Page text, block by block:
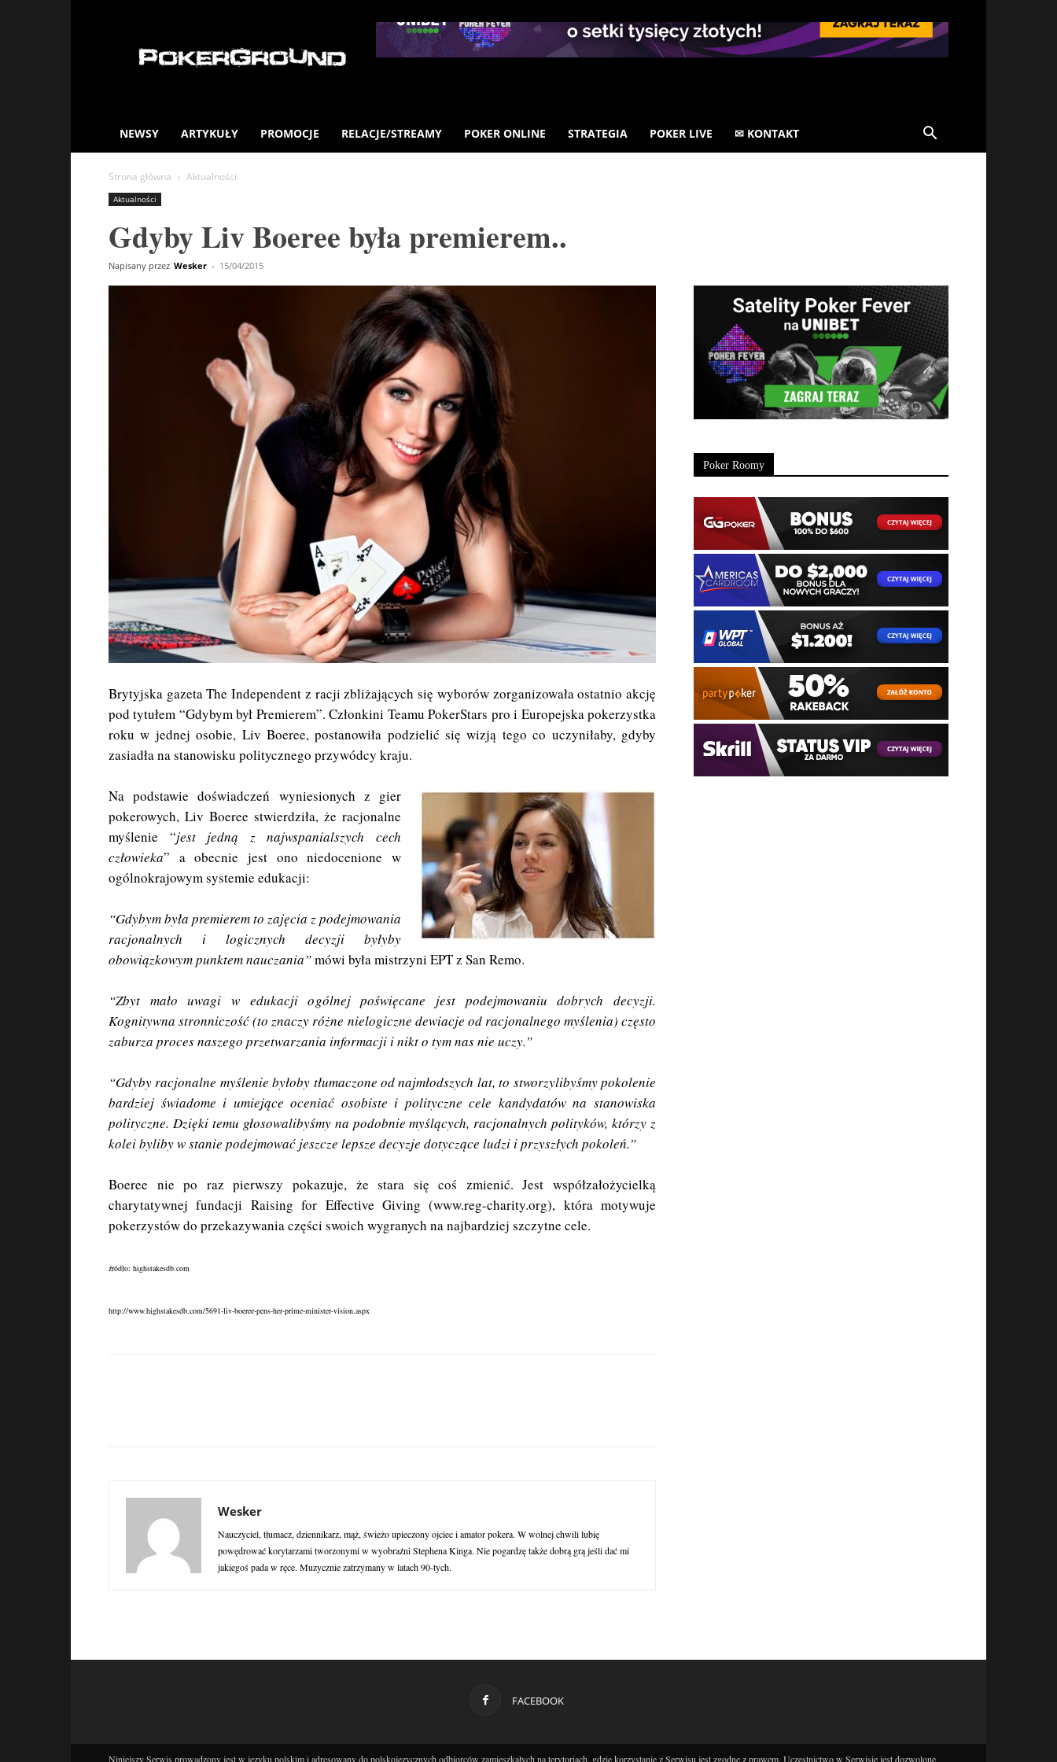
NEWSY ARTYKUŁY PROMOCJE RELACJE/STREAMY POKER ONLINE STRATEGIA POKER LIVE ✉ KONTAKT
Strona główna Aktualności
Aktualności
Gdyby Liv Boeree była premierem..
Napisany przez Wesker - 15/04/2015
Brytyjska gazeta The Independent z racji zbliżających się wyborów zorganizowała ostatnio akcję
pod tytułem “Gdybym był Premierem”. Członkini Teamu PokerStars pro i Europejska pokerzystka
roku w jednej osobie, Liv Boeree, postanowiła podzielić się wizją tego co uczyniłaby, gdyby
zasiadła na stanowisku politycznego przywódcy kraju.
Na podstawie doświadczeń wyniesionych z gier
pokerowych, Liv Boeree stwierdziła, że racjonalne
myślenie “jest jedną z najwspanialszych cech
człowieka” a obecnie jest ono niedocenione w
ogólnokrajowym systemie edukacji:
“Gdybym była premierem to zajęcia z podejmowania
racjonalnych i logicznych decyzji byłyby
obowiązkowym punktem nauczania”mówi była mistrzyni EPT z San Remo.
“Zbyt mało uwagi w edukacji ogólnej poświęcane jest podejmowaniu dobrych decyzji.
Kognitywna stronniczość (to znaczy różne nielogiczne dewiacje od racjonalnego myślenia) często
zaburza proces naszego przetwarzania informacji i nikt o tym nas nie uczy.”
“Gdyby racjonalne myślenie byłoby tłumaczone od najmłodszych lat, to stworzylibyśmy pokolenie
bardziej świadome i umiejące oceniać osobiste i polityczne cele kandydatów na stanowiska
polityczne. Dzięki temu głosowalibyśmy na podobnie myślących, racjonalnych polityków, którzy z
kolei byliby w stanie podejmować jeszcze lepsze decyzje dotyczące ludzi i przyszłych pokoleń.”
Boeree nie po raz pierwszy pokazuje, że stara się coś zmienić. Jest współzałożycielką
charytatywnej fundacji Raising for Effective Giving (www.reg-charity.org), która motywuje
pokerzystów do przekazywania części swoich wygranych na najbardziej szczytne cele.
źródło: highstakesdb.com
http://www.highstakesdb.com/5691-liv-boeree-pens-her-prime-minister-vision.aspx
Wesker
Nauczyciel, tłumacz, dziennikarz, mąż, świeżo upieczony ojciec i amator pokera. W wolnej chwili lubię
powędrować korytarzami tworzonymi w wyobraźni Stephena Kinga. Nie pogardzę także dobrą grą jeśli dać mi
jakiegoś pada w ręce. Muzycznie zatrzymany w latach 90-tych.
Poker Roomy
FACEBOOK
Niniejszy Serwis prowadzony jest w języku polskim i adresowany do polskojęzycznych odbiorców zamieszkałych na terytoriach, gdzie korzystanie z Serwisu jest zgodne z prawem. Uczestnictwo w Serwisie jest dozwolone